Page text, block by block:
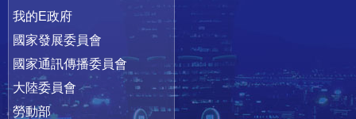
我的E政府
國家發展委員會
國家通訊傳播委員會
大陸委員會
勞動部